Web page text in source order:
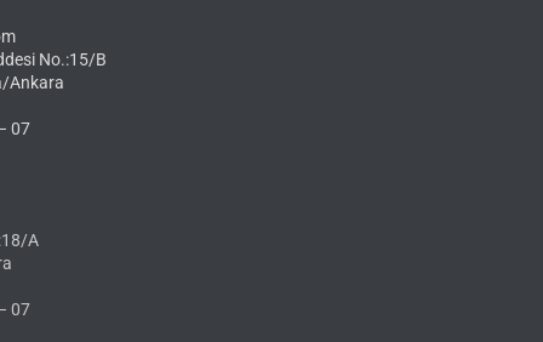
No.:15/B
Ankara
07
A
07